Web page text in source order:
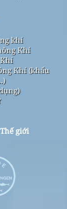
khí
Khí
Khí (khẩu
giới